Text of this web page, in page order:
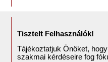
Tisztelt Felhasználók!
Tájékoztatjuk Önöket,
szakmai kérdéseire fog